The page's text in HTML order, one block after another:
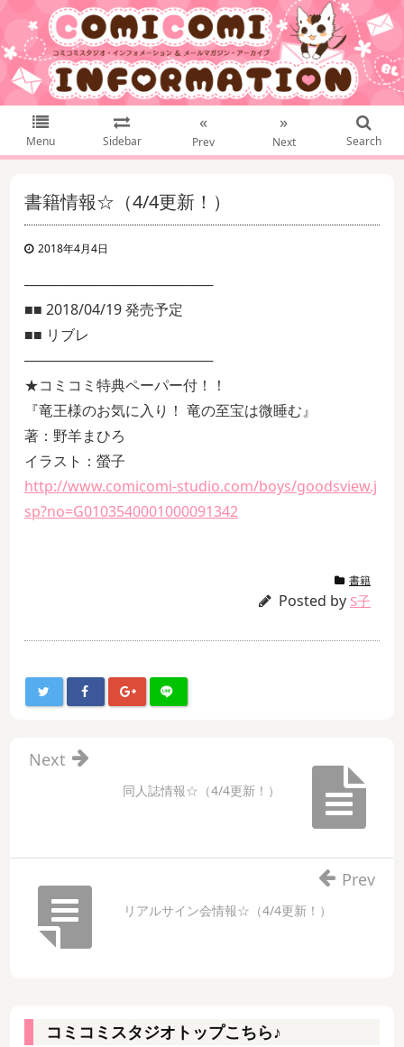
Menu Sidebar
«
Prev
»
Next Search
書籍情報☆（4/4更新！）
2018年4月4日
───────────────────
■■ 2018/04/19 発売予定
■■ リブレ
───────────────────
★コミコミ特典ペーパー付！！
『竜王様のお気に入り！ 竜の至宝は微睡む』
著：野羊まひろ
イラスト：螢子
http://www.comicomi-studio.com/boys/goodsview.j
sp?no=G0103540001000091342
書籍
Posted by S子
同人誌情報☆（4/4更新！）
Next
リアルサイン会情報☆（4/4更新！）
Prev
コミコミスタジオトップこちら♪